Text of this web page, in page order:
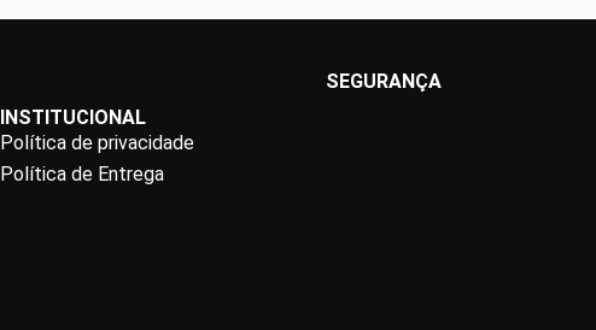
INSTITUCIONAL
Política de privacidade
Política de Entrega
SEGURANÇA